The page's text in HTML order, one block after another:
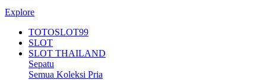
Explore
TOTOSLOT99
SLOT
SLOT THAILAND
Sepatu
Semua Koleksi Pria